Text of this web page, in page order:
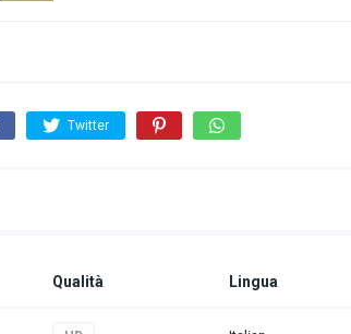
Twitter
Qualità Lingua